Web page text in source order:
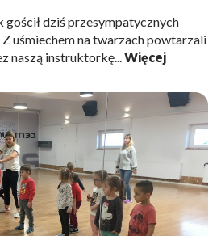
gościł dziś przesympatycznych
Z uśmiechem na twarzach powtarzali
naszą instruktorkę...Więcej